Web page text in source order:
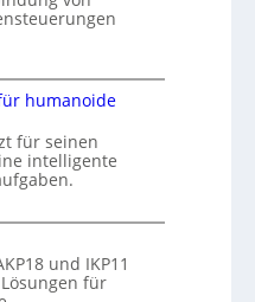
humanoide
für seinen
intelligente
und IKP11
für